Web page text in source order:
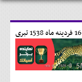
16 فردينه ماه 1538 تبری